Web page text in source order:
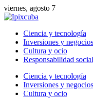
viernes, agosto 7
Ciencia y tecnología
Inversiones y negocios
Cultura y ocio
Responsabilidad social
Ciencia y tecnología
Inversiones y negocios
Cultura y ocio